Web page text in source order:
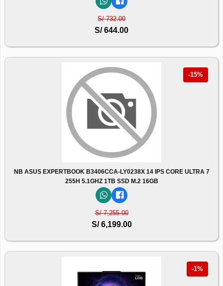
S/ 732.00
S/ 644.00
-15%
NB ASUS EXPERTBOOK B3406CCA-LY0238X 14 IPS CORE ULTRA 7
255H 5.1GHZ 1TB SSD M.2 16GB
S/ 7,255.00
S/ 6,199.00
-1%